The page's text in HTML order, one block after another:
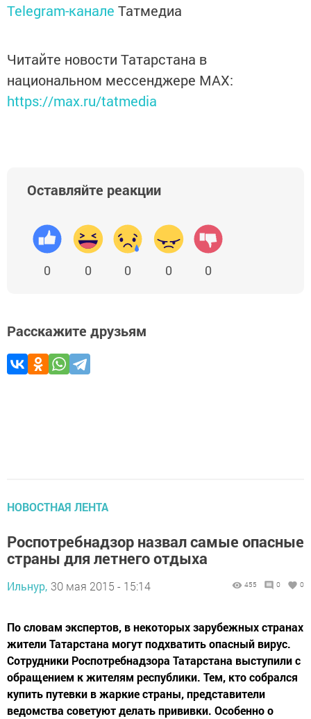
Telegram-канале Татмедиа
Читайте новости Татарстана в
национальном мессенджере MАХ:
https://max.ru/tatmedia
Оставляйте реакции
0 0 0 0 0
Расскажите друзьям
НОВОСТНАЯ ЛЕНТА
Роспотребнадзор назвал самые опасные
страны для летнего отдыха
Ильнур, 30 мая 2015 - 15:14 455 0 0
По словам экспертов, в некоторых зарубежных странах
жители Татарстана могут подхватить опасный вирус.
Сотрудники Роспотребнадзора Татарстана выступили с
обращением к жителям республики. Тем, кто собрался
купить путевки в жаркие страны, представители
ведомства советуют делать прививки. Особенно о